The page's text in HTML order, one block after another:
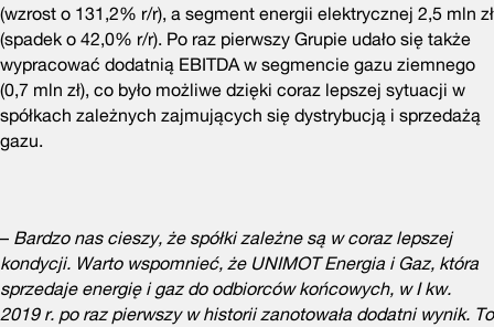
(wzrost o 131,2% r/r), a segment energii elektrycznej 2,5 mln zł
(spadek o 42,0% r/r). Po raz pierwszy Grupie udało się także
wypracować dodatnią EBITDA w segmencie gazu ziemnego
(0,7 mln zł), co było możliwe dzięki coraz lepszej sytuacji w
spółkach zależnych zajmujących się dystrybucją i sprzedażą
gazu.
– Bardzo nas cieszy, że spółki zależne są w coraz lepszej
kondycji. Warto wspomnieć, że UNIMOT Energia i Gaz, która
sprzedaje energię i gaz do odbiorców końcowych, w I kw.
2019 r. po raz pierwszy w historii zanotowała dodatni wynik. To